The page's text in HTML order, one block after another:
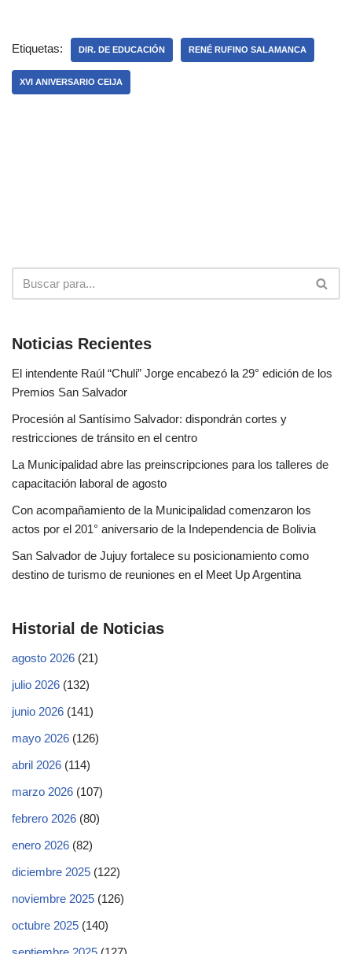
Etiquetas: DIR. DE EDUCACIÓN RENÉ RUFINO SALAMANCA
XVI ANIVERSARIO CEIJA
Noticias Recientes
El intendente Raúl “Chuli” Jorge encabezó la 29° edición de los
Premios San Salvador
Procesión al Santísimo Salvador: dispondrán cortes y
restricciones de tránsito en el centro
La Municipalidad abre las preinscripciones para los talleres de
capacitación laboral de agosto
Con acompañamiento de la Municipalidad comenzaron los
actos por el 201° aniversario de la Independencia de Bolivia
San Salvador de Jujuy fortalece su posicionamiento como
destino de turismo de reuniones en el Meet Up Argentina
Historial de Noticias
agosto 2026 (21)
julio 2026 (132)
junio 2026 (141)
mayo 2026 (126)
abril 2026 (114)
marzo 2026 (107)
febrero 2026 (80)
enero 2026 (82)
diciembre 2025 (122)
noviembre 2025 (126)
octubre 2025 (140)